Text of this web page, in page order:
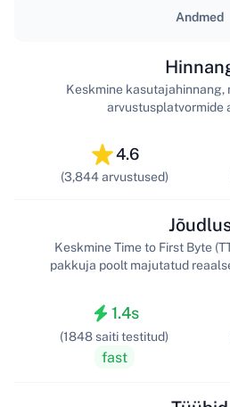
Andmed
4.6
(3,844 arvustused)
Keskmine kasutajahinnang,
arvustusplatvormide
1.4s
(1848 saiti testitud)
fast
Keskmine Time to First Byte
pakkuja poolt majutatud